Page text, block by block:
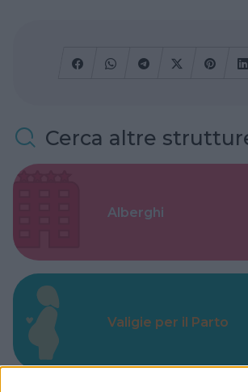
Cerca altre
Alberghi
Valigie per il Parto